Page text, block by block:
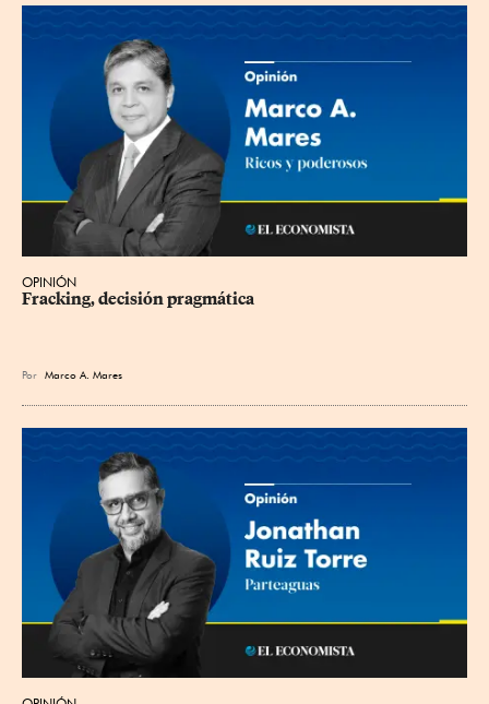
OPINIÓN
Fracking, decisión pragmática
Por Marco A. Mares